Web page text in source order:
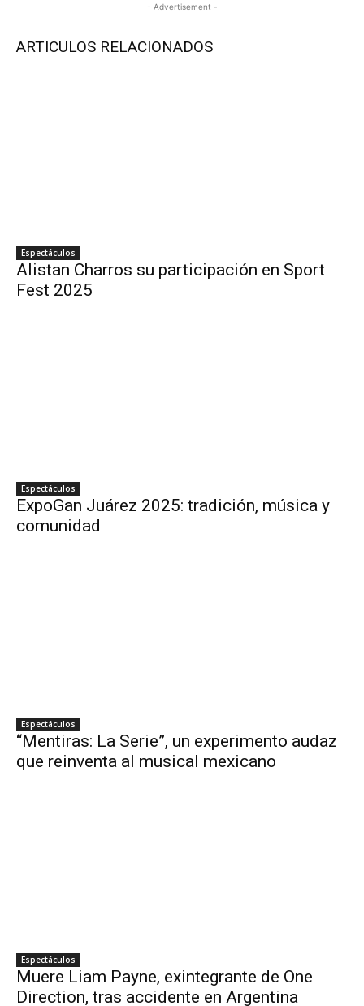
- Advertisement -
ARTICULOS RELACIONADOS
Espectáculos
Alistan Charros su participación en Sport
Fest 2025
Espectáculos
ExpoGan Juárez 2025: tradición, música y
comunidad
Espectáculos
“Mentiras: La Serie”, un experimento audaz
que reinventa al musical mexicano
Espectáculos
Muere Liam Payne, exintegrante de One
Direction, tras accidente en Argentina